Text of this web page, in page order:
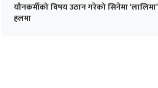
यौनकर्मीको विषय उठान गरेको सिनेमा ‘लालिमा’
हलमा